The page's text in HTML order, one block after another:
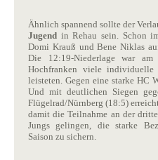
Ähnlich spannend sollte der
Jugend in Rehau sein. Schon
Domi Krauß und Bene Niklas
Die 12:19-Niederlage war
Hochfranken viele individuelle
leisteten. Gegen eine starke HC
Und mit deutlichen Siegen
Flügelrad/Nürnberg (18:5)
damit die Teilnahme an der
Jungs gelingen, die starke
Saison zu sichern.